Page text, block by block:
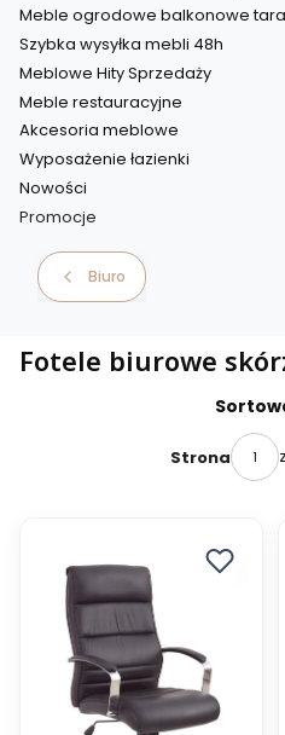
Meble ogrodowe balkonowe
Szybka wysyłka mebli 48h
Meblowe Hity Sprzedaży
Meble restauracyjne
Akcesoria meblowe
Wyposażenie łazienki
Nowości
Promocje
Koniec menu
Biuro
Fotele biurowe
Strona